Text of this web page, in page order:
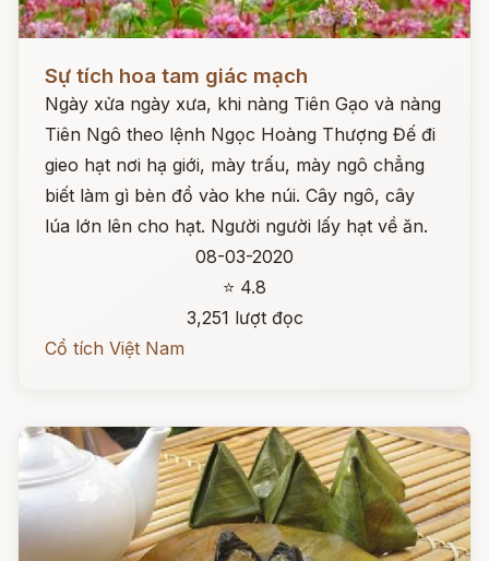
Sự tích hoa tam giác mạch
Ngày xửa ngày xưa, khi nàng Tiên Gạo và nàng
Tiên Ngô theo lệnh Ngọc Hoàng Thượng Đế đi
gieo hạt nơi hạ giới, mày trấu, mày ngô chẳng
biết làm gì bèn đổ vào khe núi. Cây ngô, cây
lúa lớn lên cho hạt. Người người lấy hạt về ăn.
08-03-2020
⭐ 4.8
3,251 lượt đọc
Cổ tích Việt Nam